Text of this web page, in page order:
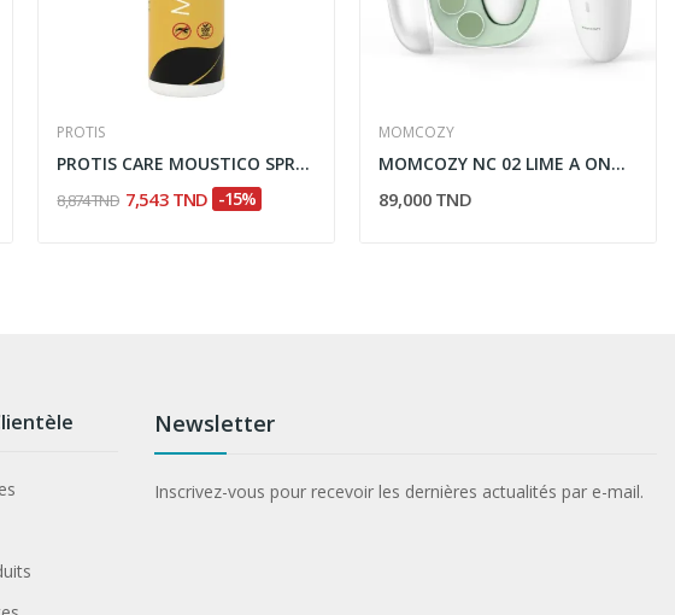
PROTIS
PROTIS CARE MOUSTICO SPRAY 100ML
8,874 TND 7,543 TND -15%
MOMCOZY
MOMCOZY NC 02 LIME A ONGLES ELECTRIQUE
89,000 TND
Newsletter
Inscrivez-vous pour recevoir les dernières actualités par e-mail.